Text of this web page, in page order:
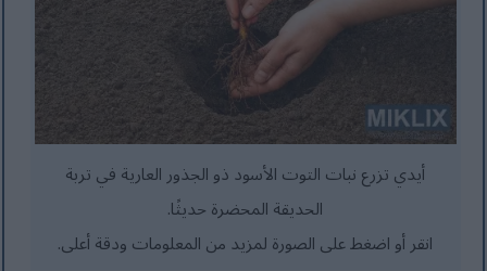
أيدي تزرع نبات التوت الأسود ذو الجذور العارية في تربة
الحديقة المحضرة حديثًا.
انقر أو اضغط على الصورة لمزيد من المعلومات ودقة أعلى.